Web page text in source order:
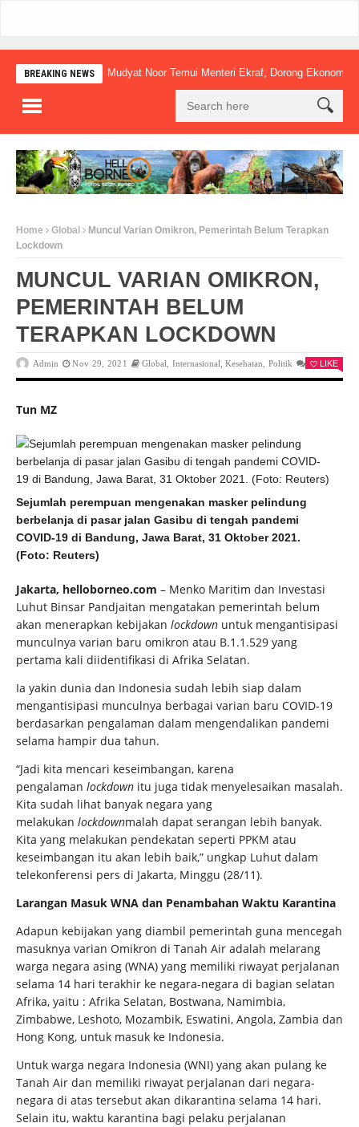
BREAKING NEWSMudyat Noor Temui Menteri Ekraf, Dorong Ekonomi Kreatif
Home Global
Muncul Varian Omikron, Pemerintah Belum Terapkan
Lockdown
MUNCUL VARIAN OMIKRON,
PEMERINTAH BELUM
TERAPKAN LOCKDOWN
Admin Nov 29, 2021 Global, Internasional,Kesehatan,Politik 0 LIKE
Tun MZ
Sejumlah perempuan mengenakan masker pelindung
berbelanja di pasar jalan Gasibu di tengah pandemi
COVID-19 di Bandung, Jawa Barat, 31 Oktober 2021.
(Foto: Reuters)
Jakarta, helloborneo.com – Menko Maritim dan Investasi
Luhut Binsar Pandjaitan mengatakan pemerintah belum
akan menerapkan kebijakan lockdown untuk mengantisipasi
munculnya varian baru omikron atau B.1.1.529 yang
pertama kali diidentifikasi di Afrika Selatan.
Ia yakin dunia dan Indonesia sudah lebih siap dalam
mengantisipasi munculnya berbagai varian baru COVID-19
berdasarkan pengalaman dalam mengendalikan pandemi
selama hampir dua tahun.
“Jadi kita mencari keseimbangan, karena
pengalaman lockdown itu juga tidak menyelesaikan masalah.
Kita sudah lihat banyak negara yang
melakukan lockdownmalah dapat serangan lebih banyak.
Kita yang melakukan pendekatan seperti PPKM atau
keseimbangan itu akan lebih baik,” ungkap Luhut dalam
telekonferensi pers di Jakarta, Minggu (28/11).
Larangan Masuk WNA dan Penambahan Waktu Karantina
Adapun kebijakan yang diambil pemerintah guna mencegah
masuknya varian Omikron di Tanah Air adalah melarang
warga negara asing (WNA) yang memiliki riwayat perjalanan
selama 14 hari terakhir ke negara-negara di bagian selatan
Afrika, yaitu : Afrika Selatan, Bostwana, Namimbia,
Zimbabwe, Leshoto, Mozambik, Eswatini, Angola, Zambia dan
Hong Kong, untuk masuk ke Indonesia.
Untuk warga negara Indonesia (WNI) yang akan pulang ke
Tanah Air dan memiliki riwayat perjalanan dari negara-
negara di atas tersebut akan dikarantina selama 14 hari.
Selain itu, waktu karantina bagi pelaku perjalanan